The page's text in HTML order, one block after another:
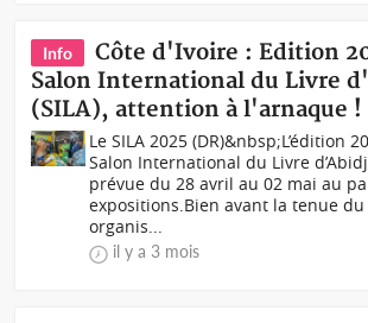
Info
Côte d'Ivoire : Edition
Salon International du Livre
(SILA), attention à l'arnaque !
Le SILA 2025 (DR)&nbsp;L’édition
Salon International du Livre
prévue du 28 avril au 02 mai au
expositions.Bien avant la tenue du
organis...
il y a 3 mois